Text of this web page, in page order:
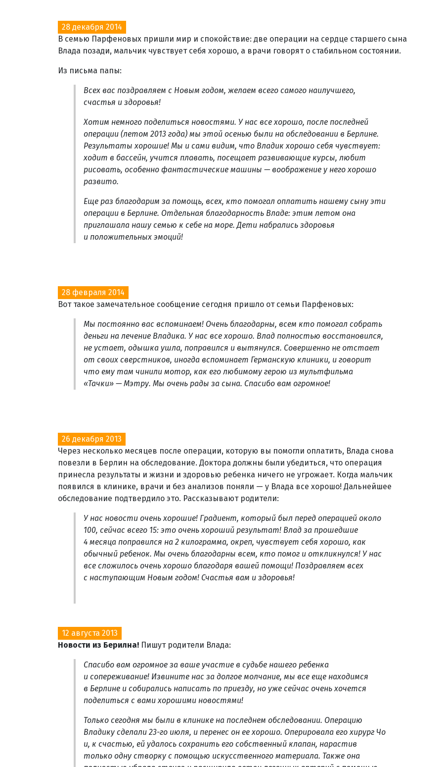
28 декабря 2014
В семью Парфеновых пришли мир и спокойствие: две операции на сердце старшего сына
Влада позади, мальчик чувствует себя хорошо, а врачи говорят о стабильном состоянии.
Из письма папы:
Всех вас поздравляем с Новым годом, желаем всего самого наилучшего,
счастья и здоровья!
Хотим немного поделиться новостями. У нас все хорошо, после последней
операции (летом 2013 года) мы этой осенью были на обследовании в Берлине.
Результаты хорошие! Мы и сами видим, что Владик хорошо себя чувствует:
ходит в бассейн, учится плавать, посещает развивающие курсы, любит
рисовать, особенно фантастические машины — воображение у него хорошо
развито.
Еще раз благодарим за помощь, всех, кто помогал оплатить нашему сыну эти
операции в Берлине. Отдельная благодарность Владе: этим летом она
приглашала нашу семью к себе на море. Дети набрались здоровья
и положительных эмоций!
28 февраля 2014
Вот такое замечательное сообщение сегодня пришло от семьи Парфеновых:
Мы постоянно вас вспоминаем! Очень благодарны, всем кто помогал собрать
деньги на лечение Владика. У нас все хорошо. Влад полностью восстановился,
не устает, одышка ушла, поправился и вытянулся. Совершенно не отстает
от своих сверстников, иногда вспоминает Германскую клиники, и говорит
что ему там чинили мотор, как его любимому герою из мультфильма
«Тачки» — Мэтру. Мы очень рады за сына. Спасибо вам огромное!
26 декабря 2013
Через несколько месяцев после операции, которую вы помогли оплатить, Влада снова
повезли в Берлин на обследование. Доктора должны были убедиться, что операция
принесла результаты и жизни и здоровью ребенка ничего не угрожает. Когда мальчик
появился в клинике, врачи и без анализов поняли — у Влада все хорошо! Дальнейшее
обследование подтвердило это. Рассказывают родители:
У нас новости очень хорошие! Градиент, который был перед операцией около
100, сейчас всего 15: это очень хороший результат! Влад за прошедшие
4 месяца поправился на 2 килограмма, окреп, чувствует себя хорошо, как
обычный ребенок. Мы очень благодарны всем, кто помог и откликнулся! У нас
все сложилось очень хорошо благодаря вашей помощи! Поздравляем всех
с наступающим Новым годом! Счастья вам и здоровья!
12 августа 2013
Новости из Берилна! Пишут родители Влада:
Спасибо вам огромное за ваше участие в судьбе нашего ребенка
и сопереживание! Извините нас за долгое молчание, мы все еще находимся
в Берлине и собирались написать по приезду, но уже сейчас очень хочется
поделиться с вами хорошими новостями!
Только сегодня мы были в клинике на последнем обследовании. Операцию
Владику сделали 23-го июля, и перенес он ее хорошо. Оперировала его хирург Чо
и, к счастью, ей удалось сохранить его собственный клапан, нарастив
только одну створку с помощью искусственного материала. Также она